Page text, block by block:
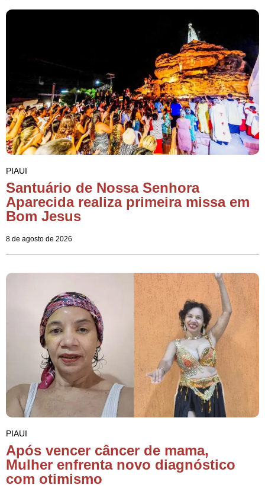
PIAUI
Santuário de Nossa Senhora
Aparecida realiza primeira missa em
Bom Jesus
8 de agosto de 2026
PIAUI
Após vencer câncer de mama,
Mulher enfrenta novo diagnóstico
com otimismo